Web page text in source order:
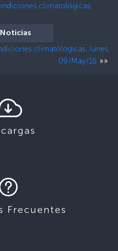
climatológicas,
Noticias
climatológicas, lunes
09/May/16 »»
Frecuentes